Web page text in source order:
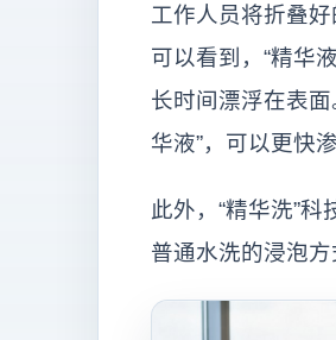
工作人员将折叠好
可以看到，“精华
长时间漂浮在表
华液”，可以更快
此外，“精华洗”
普通水洗的浸泡